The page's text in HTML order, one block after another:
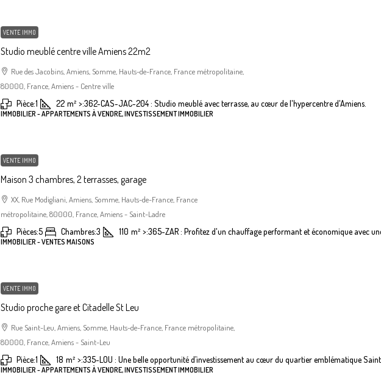
VENTE IMMO
Studio meublé centre ville Amiens 22m2
Rue des Jacobins, Amiens, Somme, Hauts-de-France, France métropolitaine,
80000, France, Amiens - Centre ville
Pièce:1 22 m² >:362-CAS-JAC-204 : Studio meublé avec terrasse, au cœur de l'hypercentre d'Amiens.
IMMOBILIER - APPARTEMENTS À VENDRE, INVESTISSEMENT IMMOBILIER
VENTE IMMO
Maison 3 chambres, 2 terrasses, garage
XX, Rue Modigliani, Amiens, Somme, Hauts-de-France, France
métropolitaine, 80000, France, Amiens - Saint-Ladre
Pièces:5 Chambres:3 110 m² >:365-ZAR : Profitez d'un chauffage performant et économique avec
IMMOBILIER - VENTES MAISONS
VENTE IMMO
Studio proche gare et Citadelle St Leu
Rue Saint-Leu, Amiens, Somme, Hauts-de-France, France métropolitaine,
80000, France, Amiens - Saint-Leu
Pièce:1 18 m² >:335-LOU : Une belle opportunité d’investissement au cœur du quartier emblématique
IMMOBILIER - APPARTEMENTS À VENDRE, INVESTISSEMENT IMMOBILIER